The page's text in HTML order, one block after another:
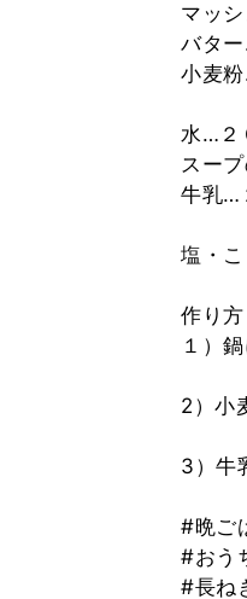
マッ
バタ
小麦
水…２
スー
牛乳…
塩・
作り方
１）
2）小
3）牛
#晩ご
#おう
#長ね